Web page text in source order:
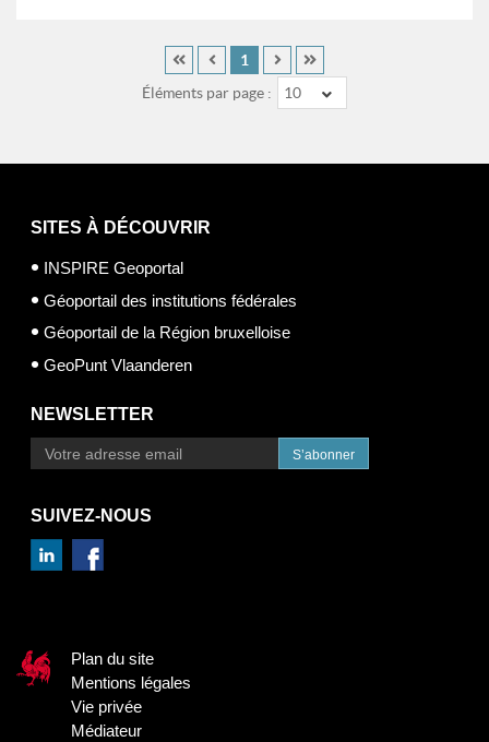
Éléments par page : 10
1
SITES À DÉCOUVRIR
INSPIRE Geoportal
Géoportail des institutions fédérales
Géoportail de la Région bruxelloise
GeoPunt Vlaanderen
NEWSLETTER
S’abonner
SUIVEZ-NOUS
Plan du site
Mentions légales
Vie privée
Médiateur